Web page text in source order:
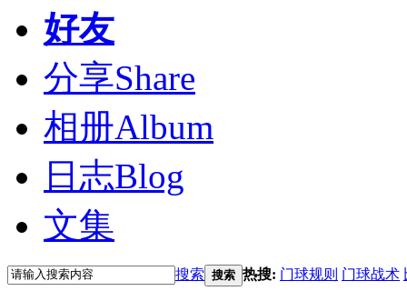
好友
分享Share
相册Album
日志Blog
文集
搜索 搜索 热搜: 门球规则 门球战术